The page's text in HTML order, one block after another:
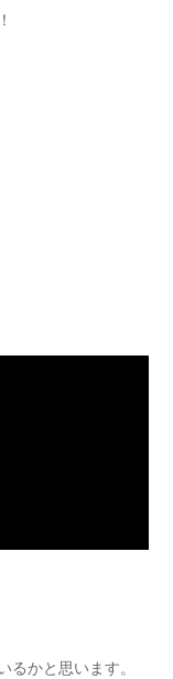
るかと思います。